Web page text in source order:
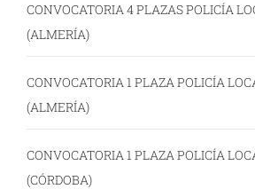
CONVOCATORIA 4 PLAZAS POLICÍA
(ALMERÍA)
CONVOCATORIA 1 PLAZA POLICÍA
(ALMERÍA)
CONVOCATORIA 1 PLAZA POLICÍA
(CÓRDOBA)